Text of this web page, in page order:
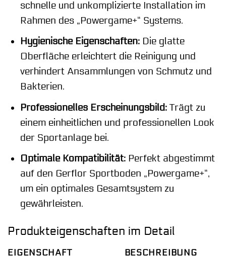
schnelle und unkomplizierte Installation im
Rahmen des „Powergame+“ Systems.
Hygienische Eigenschaften:Die glatte
Oberfläche erleichtert die Reinigung und
verhindert Ansammlungen von Schmutz und
Bakterien.
Professionelles Erscheinungsbild:Trägt zu
einem einheitlichen und professionellen Look
der Sportanlage bei.
Optimale Kompatibilität:Perfekt abgestimmt
auf den Gerflor Sportboden „Powergame+“,
um ein optimales Gesamtsystem zu
gewährleisten.
Produkteigenschaften im Detail
EIGENSCHAFT BESCHREIBUNG